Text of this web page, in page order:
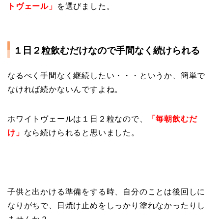
トヴェール」
を選びました。
１日２粒飲むだけなので手間なく続けられる
なるべく手間なく継続したい・・・というか、簡単で
なければ続かないんですよね。
ホワイトヴェールは１日２粒なので、
「毎朝飲むだ
け」 なら続けられると思いました。
子供と出かける準備をする時、自分のことは後回しに
なりがちで、日焼け止めをしっかり塗れなかったりし